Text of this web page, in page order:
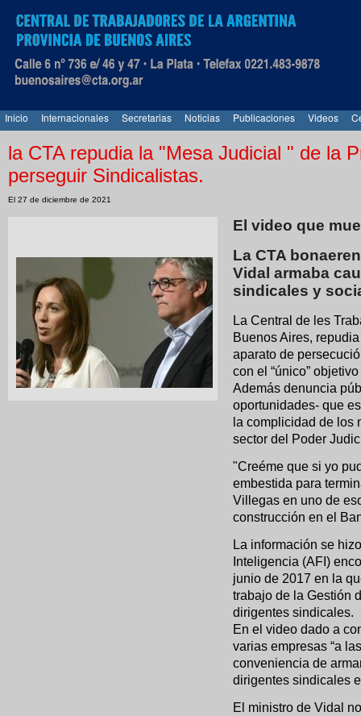
Inicio Internacionales Secretarias Noticias Publicaciones Videos
la CTA repudia la "Mesa Judicial " de la
perseguir Sindicalistas.
El 27 de diciembre de 2021
El video que
La CTA
Vidal armaba
sindicales y
La Central de les
Buenos Aires,
aparato de
con el “único”
Además denuncia
oportunidades- que
la complicidad de los
sector del Poder
"Creéme que si yo
embestida para
Villegas en uno de
construcción en el
La información se
Inteligencia (AFI)
junio de 2017 en la
trabajo de la Gestión
dirigentes sindicales.
En el video dado a
varias empresas “a
conveniencia de
dirigentes sindicales
El ministro de Vidal